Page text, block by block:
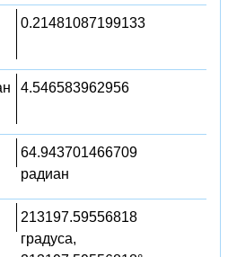
0.21481087199133
4.546583962956
64.943701466709
радиан
213197.59556818
градуса,